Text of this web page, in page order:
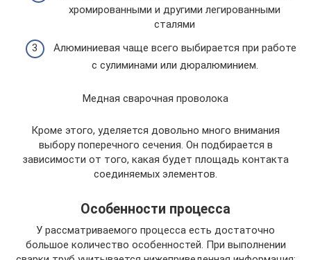
хромированными и другими легированными
сталями
Алюминиевая чаще всего выбирается при работе
с сулиминами или дюралюминием.
Медная сварочная проволока
Кроме этого, уделяется довольно много внимания
выбору поперечного сечения. Он подбирается в
зависимости от того, какая будет площадь контакта
соединяемых элементов.
Особенности процесса
У рассматриваемого процесса есть достаточно
большое количество особенностей. При выполнении